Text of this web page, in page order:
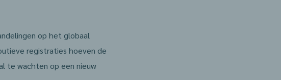
op het globaal
registraties hoeven de
te wachten op een nieuw